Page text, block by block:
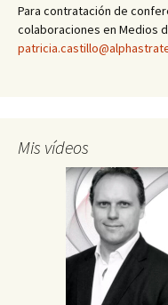
Para contratación de
colaboraciones en Medios
Mis vídeos